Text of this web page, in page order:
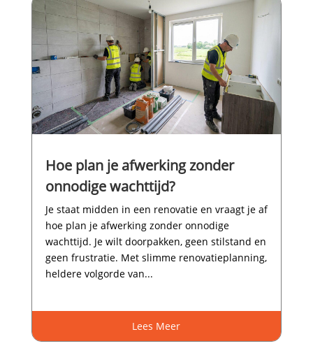
Hoe plan je afwerking zonder
onnodige wachttijd?
Je staat midden in een renovatie en vraagt je af
hoe plan je afwerking zonder onnodige
wachttijd.​ Je wilt doorpakken, geen stilstand en
geen frustratie.​ Met slimme renovatieplanning,
heldere volgorde van...
Lees Meer